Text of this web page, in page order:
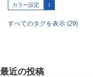
カラー設定
1
すべてのタグを表示 (29)
最近の投稿